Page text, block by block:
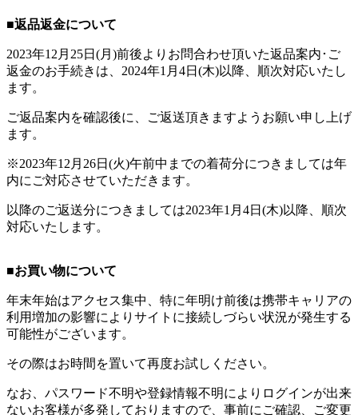
■返品返金について
2023年12月25日(月)前後よりお問合わせ頂いた返品案内･ご
返金のお手続きは、2024年1月4日(木)以降、順次対応いたし
ます。
ご返品案内を確認後に、ご返送頂きますようお願い申し上げ
ます。
※2023年12月26日(火)午前中までの着荷分につきましては年
内にご対応させていただきます。
以降のご返送分につきましては2023年1月4日(木)以降、順次
対応いたします。
■お買い物について
年末年始はアクセス集中、特に年明け前後は携帯キャリアの
利用増加の影響によりサイトに接続しづらい状況が発生する
可能性がございます。
その際はお時間を置いて再度お試しください。
なお、パスワード不明や登録情報不明によりログインが出来
ないお客様が多発しておりますので、事前にご確認、ご変更